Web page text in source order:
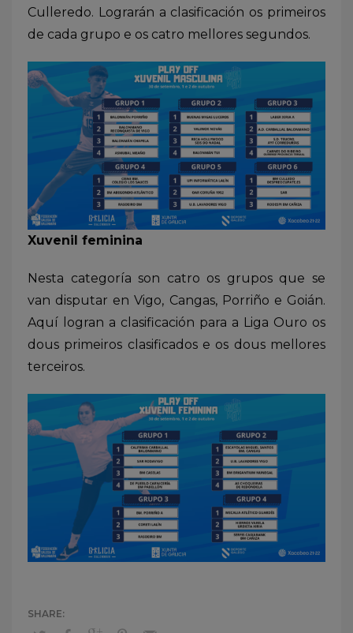
Culleredo. Lograrán a clasificación os primeiros
de cada grupo e os catro mellores segundos.
Xuvenil feminina
Nesta categoría son catro os grupos que se
van disputar en Vigo, Cangas, Porriño e Goián.
Aquí logran a clasificación para a Liga Ouro os
dous primeiros clasificados e os dous mellores
terceiros.